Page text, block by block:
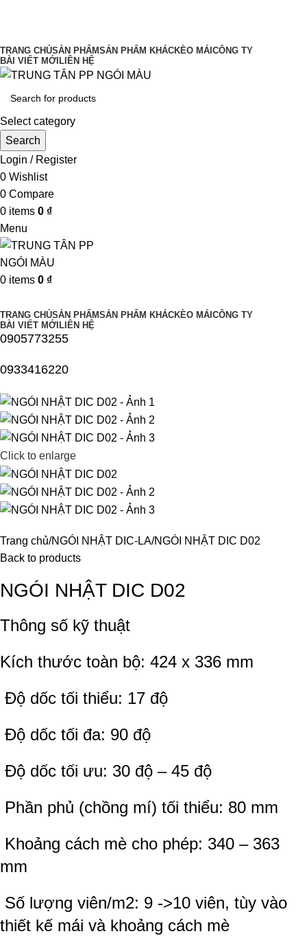
TRANG CHỦSẢN PHẨMSẢN PHẨM KHÁCKÈO MÁI CÔNG TY
BÀI VIẾT MỚI LIÊN HỆ
Select category
Search
Login / Register
0 Wishlist
0 Compare
0 items 0 ₫
Menu
0 items 0 ₫
TRANG CHỦSẢN PHẨMSẢN PHẨM KHÁCKÈO MÁI CÔNG TY
BÀI VIẾT MỚI LIÊN HỆ
0905773255
0933416220
Click to enlarge
Trang chủ NGÓI NHẬT DIC-LA NGÓI NHẬT DIC D02
Back to products
NGÓI NHẬT DIC D02
Thông số kỹ thuật
Kích thước toàn bộ: 424 x 336 mm
Độ dốc tối thiểu: 17 độ
Độ dốc tối đa: 90 độ
Độ dốc tối ưu: 30 độ – 45 độ
Phần phủ (chồng mí) tối thiểu: 80 mm
Khoảng cách mè cho phép: 340 – 363
mm
Số lượng viên/m2: 9 ->10 viên, tùy vào
thiết kế mái và khoảng cách mè